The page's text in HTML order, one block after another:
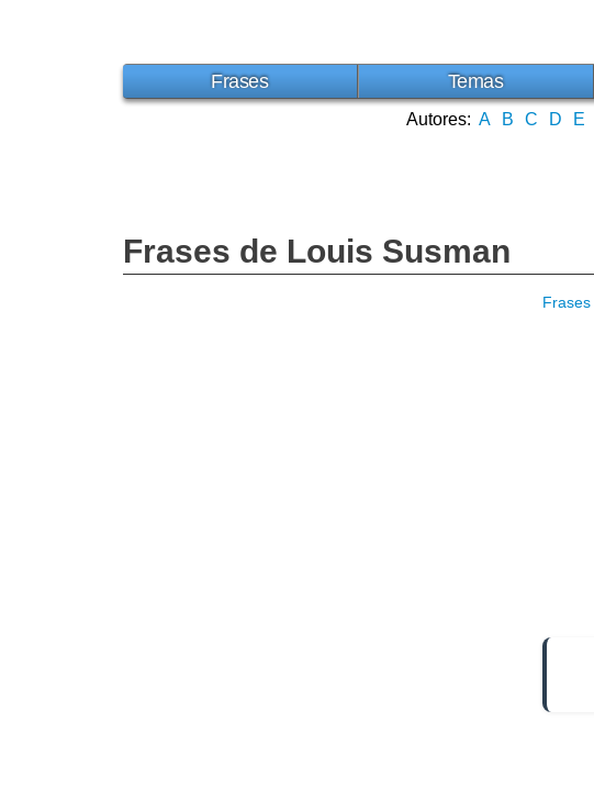
Frases Temas
Autores: A B C D E
Frases de Louis Susman
Frases